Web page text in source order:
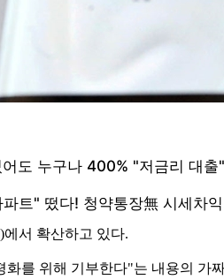
서 확산하고 있다.
를 위해 기부한다"는 내용의 가